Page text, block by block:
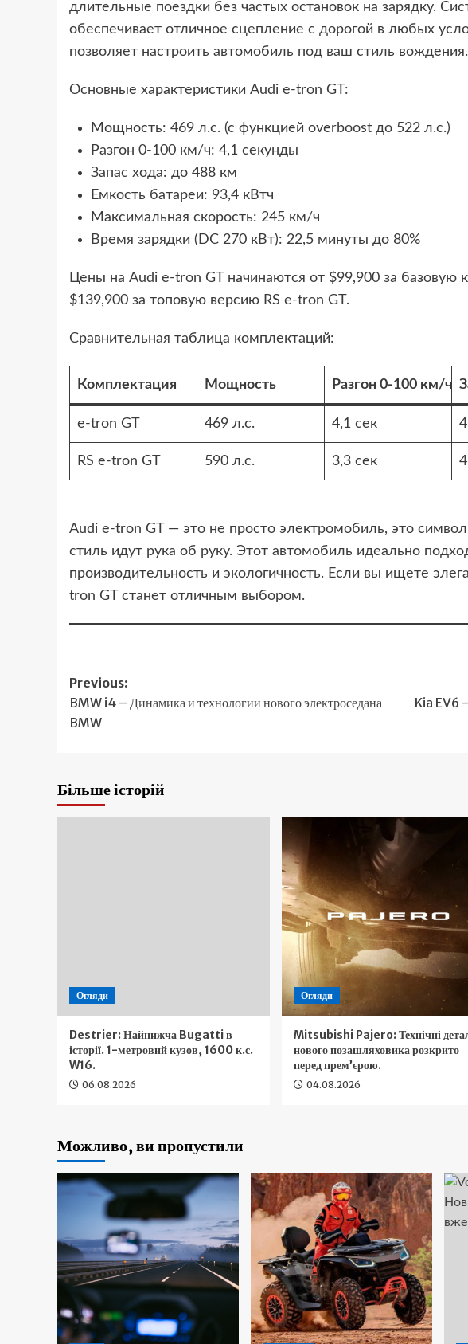
длительные поездки без частых остановок на зарядку.
обеспечивает отличное сцепление с дорогой в любых
позволяет настроить автомобиль под ваш стиль вождения.
Основные характеристики Audi e-tron GT:
Мощность: 469 л.с. (с функцией overboost до 522 л.с.)
Разгон 0-100 км/ч: 4,1 секунды
Запас хода: до 488 км
Емкость батареи: 93,4 кВтч
Максимальная скорость: 245 км/ч
Время зарядки (DC 270 кВт): 22,5 минуты до 80%
Цены на Audi e-tron GT начинаются от $99,900 за базовую
$139,900 за топовую версию RS e-tron GT.
Сравнительная таблица комплектаций:
Комплектация Мощность Разгон 0-100 км/ч
e-tron GT 469 л.с. 4,1 сек
RS e-tron GT 590 л.с. 3,3 сек
Audi e-tron GT — это не просто электромобиль, это
стиль идут рука об руку. Этот автомобиль идеально
производительность и экологичность. Если вы ищете
tron GT станет отличным выбором.
Post
navigation
Previous:
BMW i4 – Динамика и технологии нового электроседана
BMW
Kia EV6
Більше історій
Огляди
Destrier: Найнижча Bugatti в
історії. 1-метровий кузов, 1600 к.с.
W16.
06.08.2026
Огляди
Mitsubishi Pajero: Технічні
нового позашляховика розкрито
перед прем’єрою.
04.08.2026
Можливо, ви пропустили